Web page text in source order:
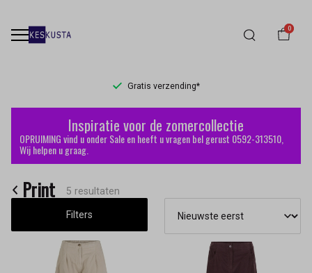
0
Levertijd 1-2 werkdagen
Print
Keskusta
Inspiratie voor de zomercollectie
OPRUIMING vind u onder Sale en heeft u vragen bel gerust 0592-313510,
Wij helpen u graag.
Print 5 resultaten
Filters